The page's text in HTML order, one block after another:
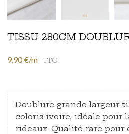
TISSU 280CM
9,90 €/m TTC
Doublure grande largeur
coloris ivoire, idéale pour
rideaux. Qualité rare pour